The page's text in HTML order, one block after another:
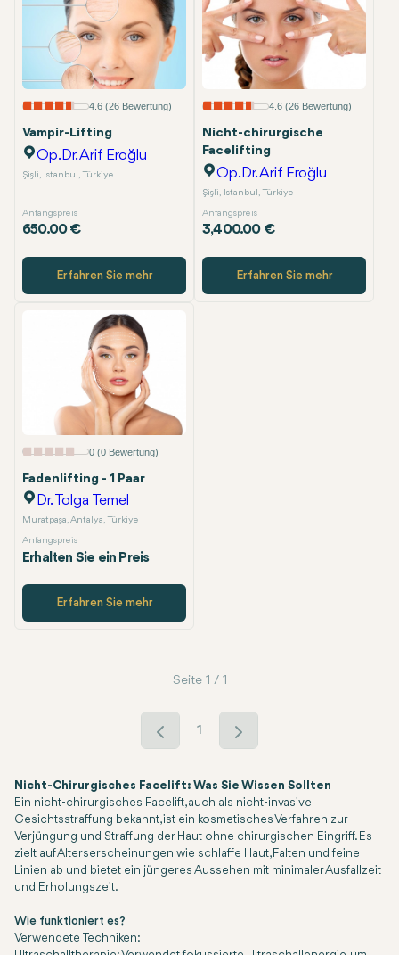
4.6 (26 Bewertung)
Vampir-Lifting
Op.Dr. Arif Eroğlu
Şişli, Istanbul, Türkiye
Anfangspreis
650.00 €
Erfahren Sie mehr
4.6 (26 Bewertung)
Nicht-chirurgische
Facelifting
Op.Dr. Arif Eroğlu
Şişli, Istanbul, Türkiye
Anfangspreis
3,400.00 €
Erfahren Sie mehr
0 (0 Bewertung)
Fadenlifting - 1 Paar
Dr. Tolga Temel
Muratpaşa, Antalya, Türkiye
Anfangspreis
Erhalten Sie ein Preis
Erfahren Sie mehr
Seite 1 / 1
1
Nicht-Chirurgisches Facelift: Was Sie Wissen Sollten
Ein nicht-chirurgisches Facelift, auch als nicht-invasive
Gesichtsstraffung bekannt, ist ein kosmetisches Verfahren zur
Verjüngung und Straffung der Haut ohne chirurgischen Eingriff. Es
zielt auf Alterserscheinungen wie schlaffe Haut, Falten und feine
Linien ab und bietet ein jüngeres Aussehen mit minimaler Ausfallzeit
und Erholungszeit.
Wie funktioniert es?
Verwendete Techniken: